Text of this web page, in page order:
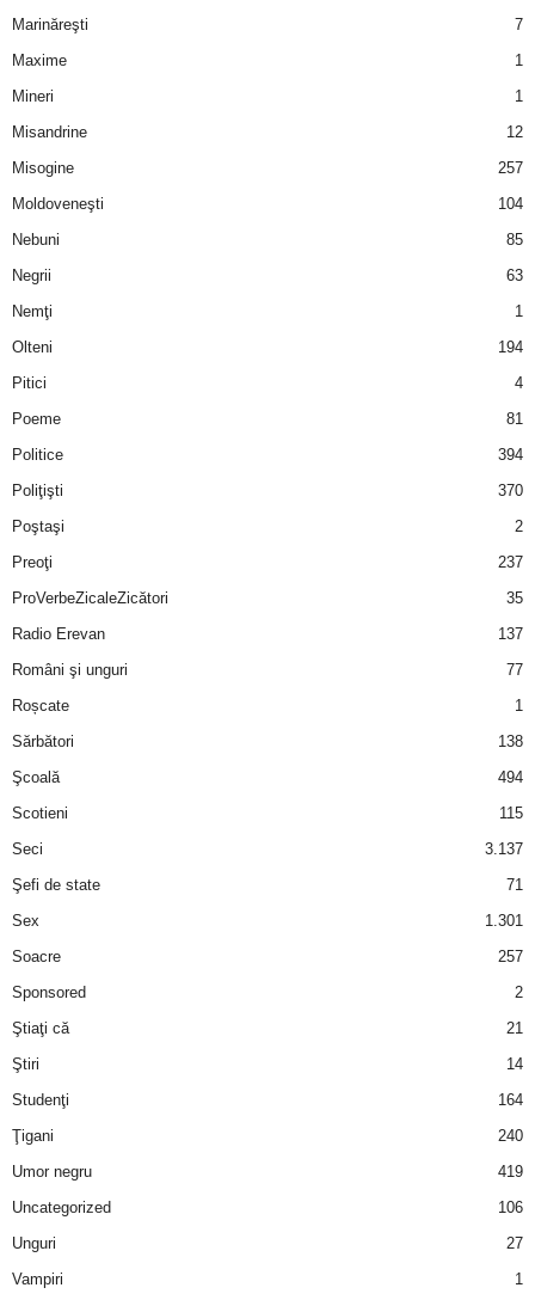
Marinăreşti
7
Maxime
1
Mineri
1
Misandrine
12
Misogine
257
Moldoveneşti
104
Nebuni
85
Negrii
63
Nemţi
1
Olteni
194
Pitici
4
Poeme
81
Politice
394
Poliţişti
370
Poştaşi
2
Preoţi
237
ProVerbeZicaleZicători
35
Radio Erevan
137
Români şi unguri
77
Roșcate
1
Sărbători
138
Şcoală
494
Scotieni
115
Seci
3.137
Şefi de state
71
Sex
1.301
Soacre
257
Sponsored
2
Ştiaţi că
21
Ştiri
14
Studenţi
164
Ţigani
240
Umor negru
419
Uncategorized
106
Unguri
27
Vampiri
1